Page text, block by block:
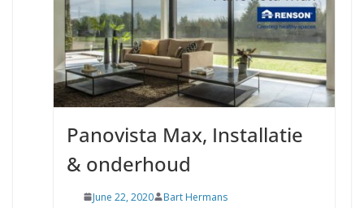
Panovista Max, Installatie
& onderhoud
June 22, 2020 Bart Hermans